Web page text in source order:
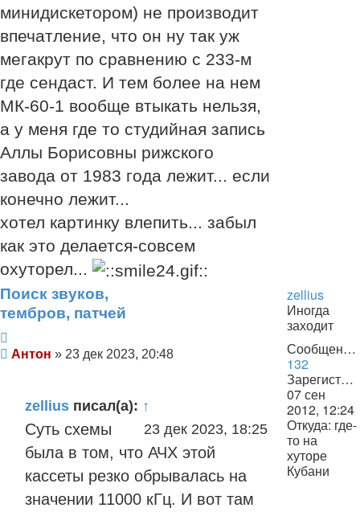
минидискетором) не производит
впечатление, что он ну так уж
мегакрут по сравнению с 233-м
где сендаст. И тем более на нем
МК-60-1 вообще втыкать нельзя,
а у меня где то студийная запись
Аллы Борисовны рижского
завода от 1983 года лежит... если
конечно лежит...
хотел картинку влепить... забыл
как это делается-совсем
охуторел...
Поиск звуков,
тембров, патчей
Сообщение
Антон » 23 дек 2023, 20:48
zellius писал(а): ↑
23 дек 2023, 18:25
Суть схемы
была в том, что АЧХ этой
кассеты резко обрывалась на
значении 11000 кГц. И вот там
zellius
Иногда
заходит
Сообщения:
132
Зарегистрирован:
07 сен
2012, 12:24
Откуда: где-
то на
хуторе
Кубани